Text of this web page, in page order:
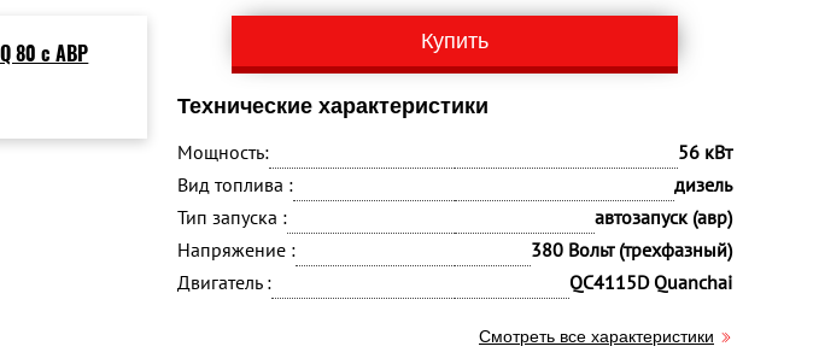
Купить
Технические характеристики
Мощность:
56 кВт
Вид топлива :
дизель
Тип запуска :
автозапуск (авр)
Напряжение :
380 Вольт (трехфазный)
Двигатель :
QC4115D Quanchai
Смотреть все характеристики